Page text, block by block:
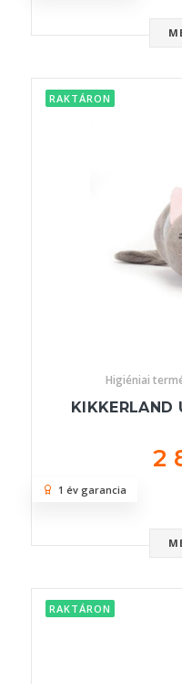
RAKTÁRON
Higiéniai
2
1 év garancia
RAKTÁRON